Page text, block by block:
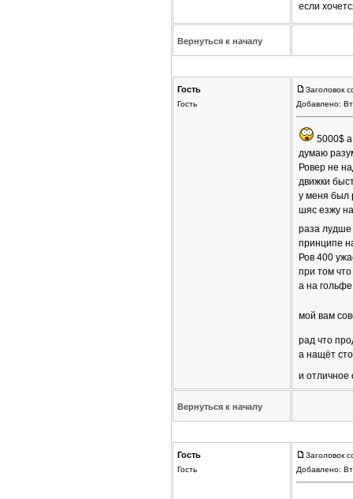
если
Вернуться к началу
Гость
Гость
Заголовок
Добавлено:
5000$ а
думаю
Ровер не
движки
у меня был
шяс езжу
раза лудше
принципе
Ров 400
при том
а на
мой вам
рад что
а нащёт
и отличное
Вернуться к началу
Гость
Гость
Заголовок
Добавлено: